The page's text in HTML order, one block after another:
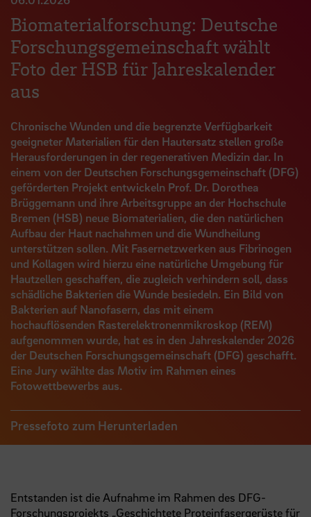
Biomaterialforschung: Deutsche
Forschungsgemeinschaft wählt
Foto der HSB für Jahreskalender
aus
Chronische Wunden und die begrenzte Verfügbarkeit
geeigneter Materialien für den Hautersatz stellen große
Herausforderungen in der regenerativen Medizin dar. In
einem von der Deutschen Forschungsgemeinschaft (DFG)
geförderten Projekt entwickeln Prof. Dr. Dorothea
Brüggemann und ihre Arbeitsgruppe an der Hochschule
Bremen (HSB) neue Biomaterialien, die den natürlichen
Aufbau der Haut nachahmen und die Wundheilung
unterstützen sollen. Mit Fasernetzwerken aus Fibrinogen
und Kollagen wird hierzu eine natürliche Umgebung für
Hautzellen geschaffen, die zugleich verhindern soll, dass
schädliche Bakterien die Wunde besiedeln. Ein Bild von
Bakterien auf Nanofasern, das mit einem
hochauflösenden Rasterelektronenmikroskop (REM)
aufgenommen wurde, hat es in den Jahreskalender 2026
der Deutschen Forschungsgemeinschaft (DFG) geschafft.
Eine Jury wählte das Motiv im Rahmen eines
Fotowettbewerbs aus.
Pressefoto zum Herunterladen
Entstanden ist die Aufnahme im Rahmen des DFG-
Forschungsprojekts „Geschichtete Proteinfasergerüste für